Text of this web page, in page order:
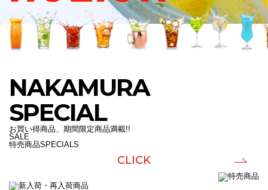
NAKAMURA
SPECIAL
お買い得商品、期間限定商品満載!!
SALE
特売商品SPECIALS
CLICK